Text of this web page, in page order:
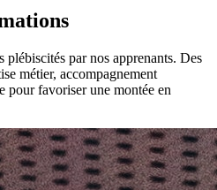
par nos apprenants. Des
métier, accompagnement
pour favoriser une montée en